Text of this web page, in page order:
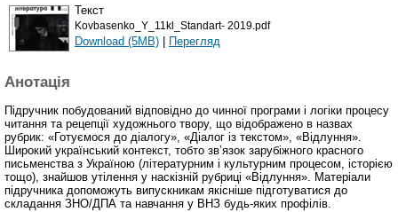
Текст
Kovbasenko_Y_11kl_Standart- 2019.pdf
Download (5MB) | Перегляд
Анотація
Підручник побудований відповідно до чинної програми і логіки процесу
читання та рецепції художнього твору, що відображено в назвах
рубрик: «Готуємося до діалогу», «Діалог із текстом», «Відлуння».
Широкий український контекст, тобто зв’язок зарубіжного красного
письменства з Україною (літературним і культурним процесом, історією
тощо), знайшов утілення у наскізній рубриці «Відлуння». Матеріали
підручника допоможуть випускникам якісніше підготуватися до
складання ЗНО/ДПА та навчання у ВНЗ будь-яких профілів.